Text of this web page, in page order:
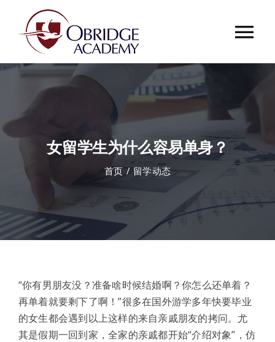
首页
欧桥介绍
课程中心
合作伙伴
体验中心
女留学生为什么容易单身？
首页 留学动态
“你有男朋友没？准备啥时候结婚啊？你怎么还单着？
再单着就要剩下了啊！”很多在国外游学多年快要毕业
的女生都会遇到以上这样的来自亲戚朋友的拷问。尤
其是假期一回到家，全家的亲戚都开始“介绍对象”，仿